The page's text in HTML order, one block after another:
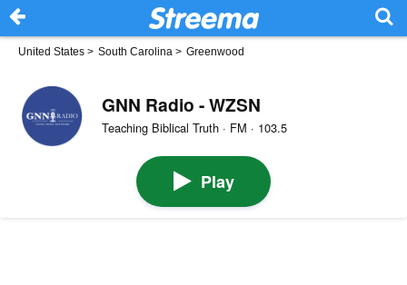
United States > South Carolina > Greenwood
GNN Radio - WZSN
Teaching Biblical Truth · FM · 103.5
Play